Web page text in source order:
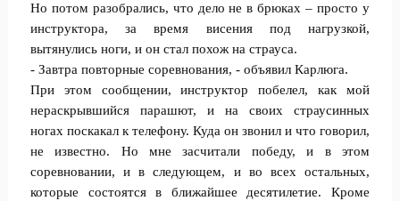
Но потом разобрались, что дело не в брюках – просто у
инструктора, за время висения под нагрузкой,
вытянулись ноги, и он стал похож на страуса.
- Завтра повторные соревнования, - объявил Карлюга.
При этом сообщении, инструктор побелел, как мой
нераскрывшийся парашют, и на своих страусинных
ногах поскакал к телефону. Куда он звонил и что говорил,
не известно. Но мне засчитали победу, и в этом
соревновании, и в следующем, и во всех остальных,
которые состоятся в ближайшее десятилетие. Кроме